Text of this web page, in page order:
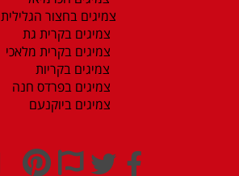
צמיגים בחצור הגלילית
צמיגים בקרית גת
צמיגים בקרית מלאכי
צמיגים בקריות
צמיגים בפרדס חנה
צמיגים ביוקנעם